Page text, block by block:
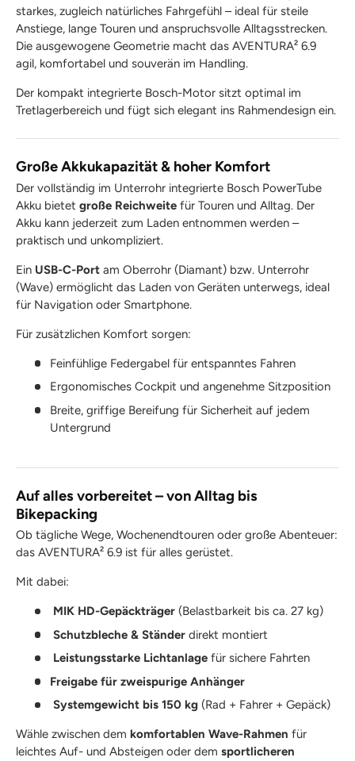
starkes, zugleich natürliches Fahrgefühl – ideal für steile
Anstiege, lange Touren und anspruchsvolle Alltagsstrecken.
Die ausgewogene Geometrie macht das AVENTURA² 6.9
agil, komfortabel und souverän im Handling.
Der kompakt integrierte Bosch-Motor sitzt optimal im
Tretlagerbereich und fügt sich elegant ins Rahmendesign ein.
Große Akkukapazität & hoher Komfort
Der vollständig im Unterrohr integrierte Bosch PowerTube
Akku bietet große Reichweite für Touren und Alltag. Der
Akku kann jederzeit zum Laden entnommen werden –
praktisch und unkompliziert.
Ein USB-C-Port am Oberrohr (Diamant) bzw. Unterrohr
(Wave) ermöglicht das Laden von Geräten unterwegs, ideal
für Navigation oder Smartphone.
Für zusätzlichen Komfort sorgen:
Feinfühlige Federgabel für entspanntes Fahren
Ergonomisches Cockpit und angenehme Sitzposition
Breite, griffige Bereifung für Sicherheit auf jedem
Untergrund
Auf alles vorbereitet – von Alltag bis
Bikepacking
Ob tägliche Wege, Wochenendtouren oder große Abenteuer:
das AVENTURA² 6.9 ist für alles gerüstet.
Mit dabei:
MIK HD-Gepäckträger(Belastbarkeit bis ca. 27 kg)
Schutzbleche & Ständerdirekt montiert
Leistungsstarke Lichtanlagefür sichere Fahrten
Freigabe für zweispurige Anhänger
Systemgewicht bis 150 kg(Rad + Fahrer + Gepäck)
Wähle zwischen dem komfortablen Wave-Rahmen für
leichtes Auf- und Absteigen oder dem sportlicheren